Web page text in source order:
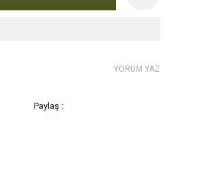
YORUM YAZ
Paylaş :